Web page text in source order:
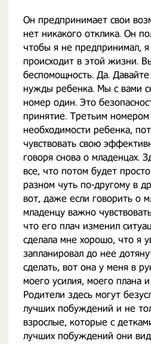
Он предпринимает свои
нет никакого отклика. Он
чтобы я не предпринимал,
происходит в этой жизни.
беспомощность. Да.
нужды ребенка. Мы с вами
номер один. Это
принятие. Третьим номером
необходимости ребенка,
чувствовать свою
говоря снова о младенцах.
все, что потом будет
разном чуть по-другому в
вот, даже если говорить о
младенцу важно
что его плач изменил
сделала мне хорошо, что я
запланировал до нее
сделать, вот она у меня в
моего усилия, моего плана
Родители здесь могут
лучших побуждений и не
взрослые, которые с
лучших побуждений они